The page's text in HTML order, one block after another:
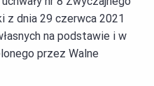
z dnia 29 czerwca 2021
na podstawie i w
przez Walne